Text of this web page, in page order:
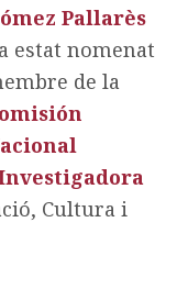
Pallarès
estat nomenat
de la
Cultura i